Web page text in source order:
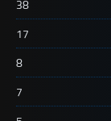
38
17
8
7